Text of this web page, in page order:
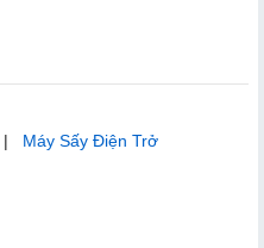
| Máy Sấy Điện Trở